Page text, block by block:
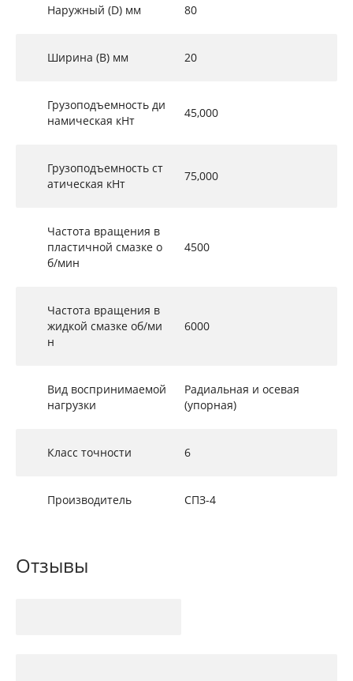
Наружный (D) мм 80
Ширина (B) мм 20
Грузоподъемность ди
намическая кНт
45,000
Грузоподъемность ст
атическая кНт
75,000
Частота вращения в
пластичной смазке о
б/мин
4500
Частота вращения в
жидкой смазке об/ми
н
6000
Вид воспринимаемой
нагрузки
Радиальная и осевая
(упорная)
Класс точности 6
Производитель СПЗ-4
Отзывы